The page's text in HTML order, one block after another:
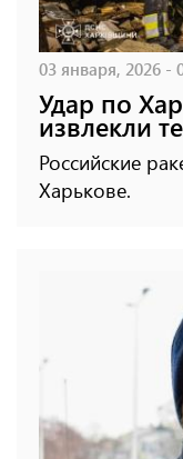
03 января, 2026 -
Удар по
извлекли
Российские
Харькове.